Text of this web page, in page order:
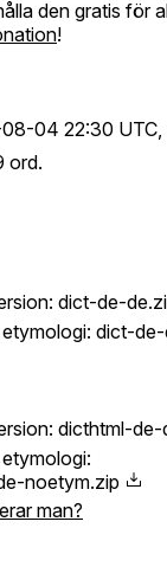
den gratis för
!
04 22:30 UTC
ord.
dict-de-
dict-
dicthtml-de-
noetym.zip
man?